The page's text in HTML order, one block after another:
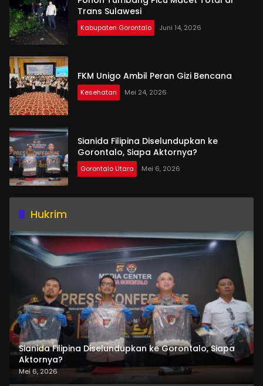
Trans Sulawesi
Kabupaten Gorontalo Juni 14, 2026
FKM Unigo Ambil Peran Gizi Bencana
Kesehatan Mei 24, 2026
Sianida Filipina Diselundupkan ke
Gorontalo, Siapa Aktornya?
Gorontalo Utara Mei 6, 2026
Hukrim
Sianida Filipina Diselundupkan ke Gorontalo, Siapa
Aktornya?
Mei 6, 2026